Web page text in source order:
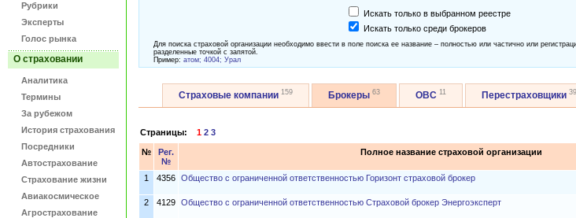
Рубрики
Эксперты
Голос рынка
О страховании
Аналитика
Термины
За рубежом
История страхования
Посредники
Автострахование
Страхование жизни
Авиакосмическое
Агрострахование
Искать только в выбранном реестре
Искать только среди брокеров
Для поиска страховой организации необходимо ввести в поле поиска ее название – полностью или частично или
разделенные точкой с запятой.
Пример: атом; 4004; Урал
Страховые компании 159 Брокеры 63 ОВС 11 Перестраховщики 39
Страницы: 1 2 3
№
Рег.
№
Полное название страховой организации
1 4356 Общество с ограниченной ответственностью Горизонт страховой брокер
2 4129 Общество с ограниченной ответственностью Страховой брокер Энергоэксперт